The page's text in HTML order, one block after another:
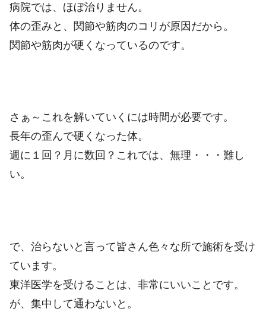
病院では、ほぼ治りません。
体の歪みと、関節や筋肉のコリが原因だから。
関節や筋肉が硬くなっているのです。
さぁ～これを解いていくには時間が必要です。
長年の歪んで硬くなった体。
週に１回？月に数回？これでは、無理・・・難し
い。
で、治らないと言って皆さん色々な所で施術を受け
ています。
東洋医学を受けることは、非常にいいことです。
が、集中して通わないと。